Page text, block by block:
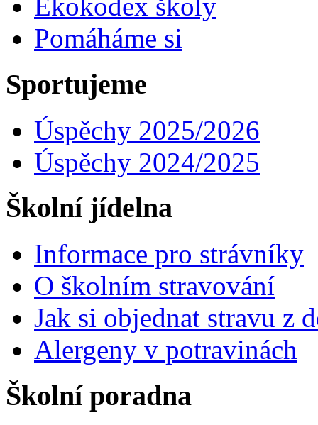
Ekokodex školy
Pomáháme si
Sportujeme
Úspěchy 2025/2026
Úspěchy 2024/2025
Školní jídelna
Informace pro strávníky
O školním stravování
Jak si objednat stravu z
Alergeny v potravinách
Školní poradna